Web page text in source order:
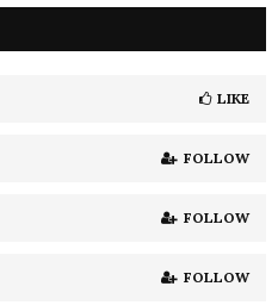
H
LIKE
FOLLOW
FOLLOW
FOLLOW